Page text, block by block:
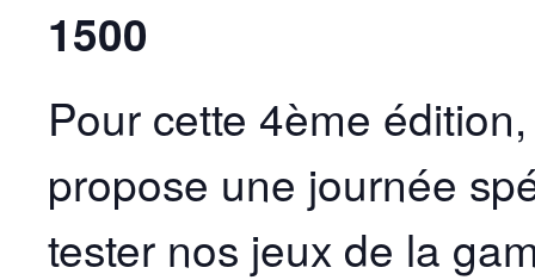
1500
Pour cette 4ème
propose une journée
tester nos jeux de la